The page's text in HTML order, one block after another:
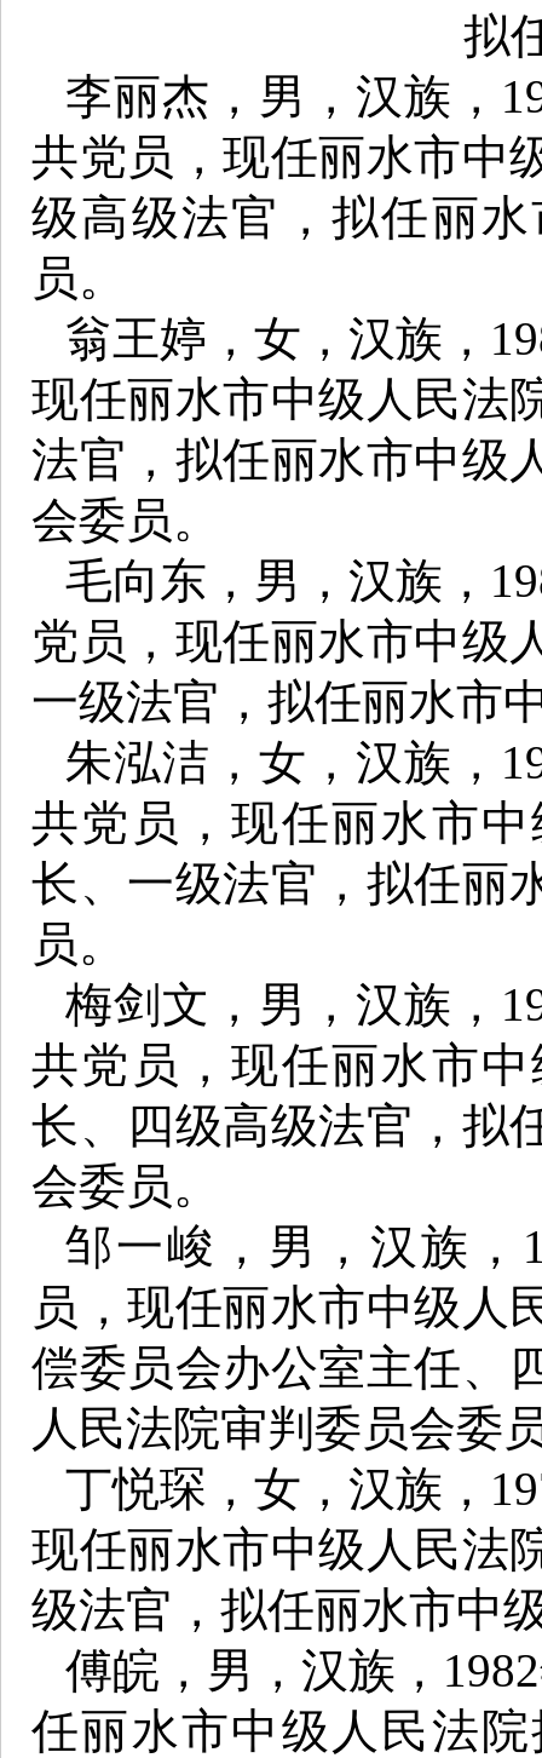
拟
李丽杰，男，汉族，
共党员，现任丽水市中
级高级法官，拟任丽
员。
翁王婷，女，汉族，
现任丽水市中级人民法
法官，拟任丽水市中级
会委员。
毛向东，男，汉族，
党员，现任丽水市中级
一级法官，拟任丽水市
朱泓洁，女，汉族，
共党员，现任丽水市
长、一级法官，拟任丽
员。
梅剑文，男，汉族，
共党员，现任丽水市
长、四级高级法官，拟
会委员。
邹一峻，男，汉族，
员，现任丽水市中级人
偿委员会办公室主任、
人民法院审判委员会委
丁悦琛，女，汉族，
现任丽水市中级人民法
级法官，拟任丽水市中
傅皖，男，汉族，
任丽水市中级人民法